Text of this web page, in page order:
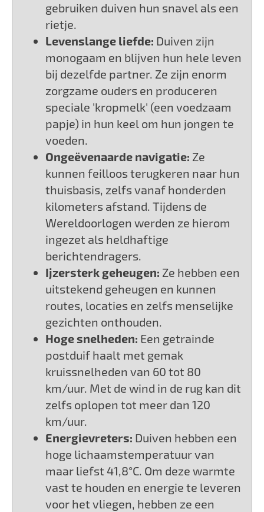
gebruiken duiven hun snavel als een
rietje.
Levenslange liefde: Duiven zijn
monogaam en blijven hun hele leven
bij dezelfde partner. Ze zijn enorm
zorgzame ouders en produceren
speciale 'kropmelk' (een voedzaam
papje) in hun keel om hun jongen te
voeden.
Ongeëvenaarde navigatie: Ze
kunnen feilloos terugkeren naar hun
thuisbasis, zelfs vanaf honderden
kilometers afstand. Tijdens de
Wereldoorlogen werden ze hierom
ingezet als heldhaftige
berichtendragers.
Ijzersterk geheugen: Ze hebben een
uitstekend geheugen en kunnen
routes, locaties en zelfs menselijke
gezichten onthouden.
Hoge snelheden: Een getrainde
postduif haalt met gemak
kruissnelheden van 60 tot 80
km/uur. Met de wind in de rug kan dit
zelfs oplopen tot meer dan 120
km/uur.
Energievreters: Duiven hebben een
hoge lichaamstemperatuur van
maar liefst 41,8°C. Om deze warmte
vast te houden en energie te leveren
voor het vliegen, hebben ze een